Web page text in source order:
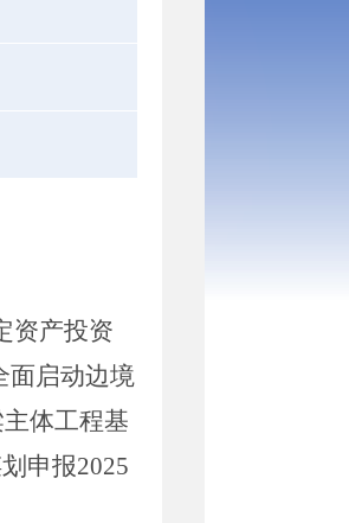
资产投资
面启动边境
体工程基
申报2025